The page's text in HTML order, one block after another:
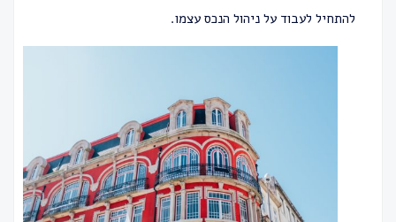
להתחיל לעבוד על ניהול הנכס עצמו.